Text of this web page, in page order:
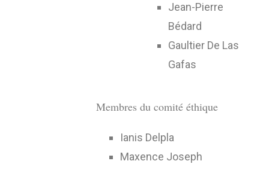
Jean-Pierre
Bédard
Gaultier De Las
Gafas
Membres du comité éthique
Ianis Delpla
Maxence Joseph